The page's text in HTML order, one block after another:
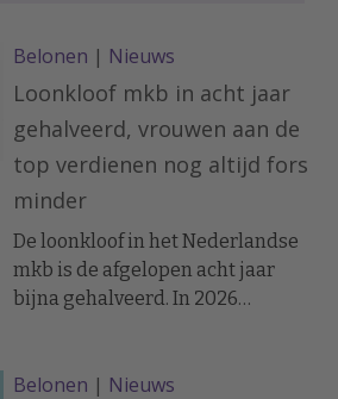
Belonen | Nieuws
Loonkloof mkb in acht jaar
gehalveerd, vrouwen aan de
top verdienen nog altijd fors
minder
De loonkloof in het Nederlandse
mkb is de afgelopen acht jaar
bijna gehalveerd. In 2026
beloning tussen mannen en
Belonen | Nieuws